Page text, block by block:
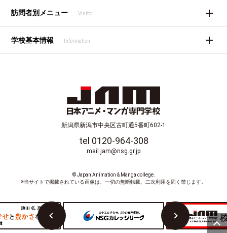
訪問者別メニュー Visitor
学校基本情報 Information
新潟県新潟市中央区古町通5番町602-1
tel 0120-964-308
mail jam@nsg.gr.jp
© Japan Animation & Manga college.
※当サイトで掲載されている画像は、一切の無断転載、二次利用を固く禁じます。